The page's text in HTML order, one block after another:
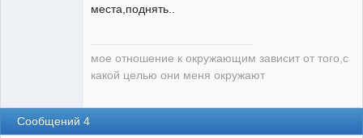
места,поднять..
мое отношение к окружающим зависит от того,с
какой целью они меня окружают
Сообщений 4